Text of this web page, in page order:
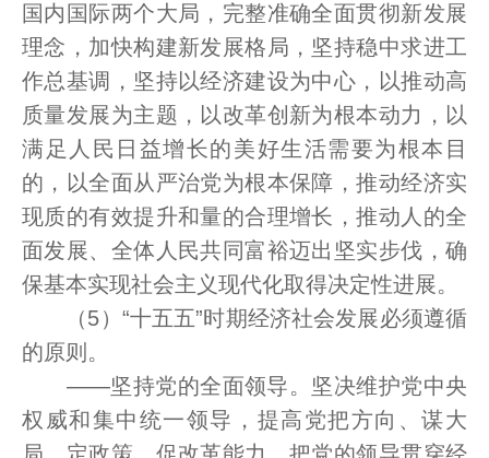
国内国际两个大局，完整准确全面贯彻新发展
理念，加快构建新发展格局，坚持稳中求进工
作总基调，坚持以经济建设为中心，以推动高
质量发展为主题，以改革创新为根本动力，以
满足人民日益增长的美好生活需要为根本目
的，以全面从严治党为根本保障，推动经济实
现质的有效提升和量的合理增长，推动人的全
面发展、全体人民共同富裕迈出坚实步伐，确
保基本实现社会主义现代化取得决定性进展。
（5）“十五五”时期经济社会发展必须遵循
的原则。
——坚持党的全面领导。坚决维护党中央
权威和集中统一领导，提高党把方向、谋大